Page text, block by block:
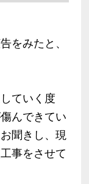
をみたと、
ていく度
んできてい
聞きし、現
事をさせて